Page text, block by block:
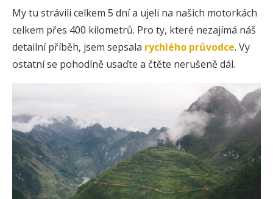
My tu strávili celkem 5 dní a ujeli na našich motorkách
celkem přes 400 kilometrů. Pro ty, které nezajímá náš
detailní příběh, jsem sepsala rychlého průvodce. Vy
ostatní se pohodlně usaďte a čtěte nerušeně dál.